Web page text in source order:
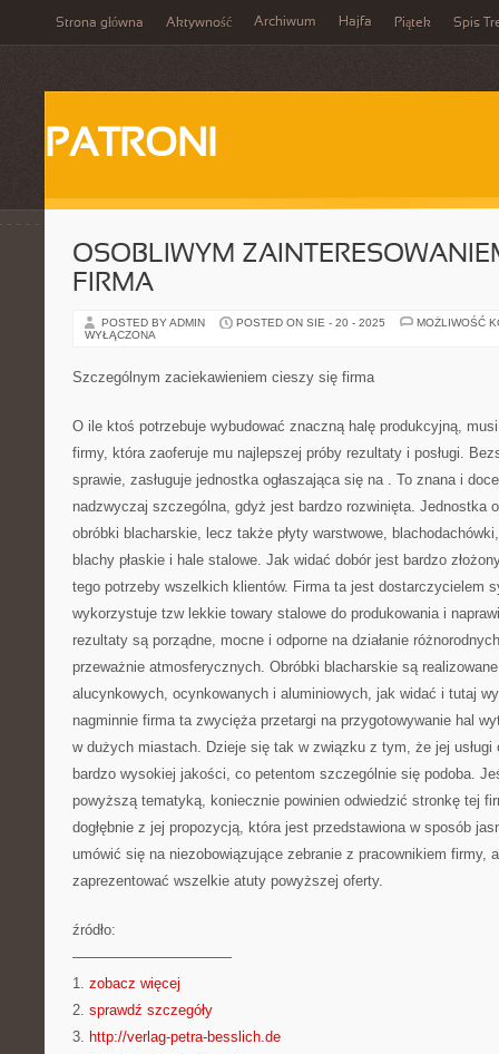
Strona główna Aktywność Archiwum Hajfa Piątek Spis
PATRONI
OSOBLIWYM
FIRMA
POSTED BY ADMIN POSTED ON SIE - 20 - 2025
MOŻLIWOŚĆ
WYŁĄCZONA
Szczególnym zaciekawieniem cieszy się firma
O ile ktoś potrzebuje wybudować znaczną halę produkcyjną,
firmy, która zaoferuje mu najlepszej próby rezultaty i posługi.
sprawie, zasługuje jednostka ogłaszająca się na . To znana i
nadzwyczaj szczególna, gdyż jest bardzo rozwinięta. Jednostka
obróbki blacharskie, lecz także płyty warstwowe,
blachy płaskie i hale stalowe. Jak widać dobór jest bardzo
tego potrzeby wszelkich klientów. Firma ta jest dostarczycielem
wykorzystuje tzw lekkie towary stalowe do produkowania i
rezultaty są porządne, mocne i odporne na działanie
przeważnie atmosferycznych. Obróbki blacharskie są
alucynkowych, ocynkowanych i aluminiowych, jak widać i tutaj
nagminnie firma ta zwycięża przetargi na przygotowywanie hal
w dużych miastach. Dzieje się tak w związku z tym, że jej usługi
bardzo wysokiej jakości, co petentom szczególnie się podoba.
powyższą tematyką, koniecznie powinien odwiedzić stronkę tej
dogłębnie z jej propozycją, która jest przedstawiona w sposób
umówić się na niezobowiązujące zebranie z pracownikiem firmy,
zaprezentować wszelkie atuty powyższej oferty.
źródło:
———————————
1. zobacz więcej
2. sprawdź szczegóły
3. http://verlag-petra-besslich.de